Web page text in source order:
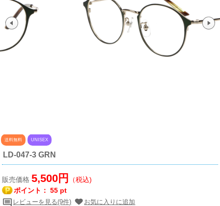
送料無料 UNISEX
LD-047-3 GRN
販売価格5,500円
（税込)
ポイント：55 pt
レビューを見る(9件) お気に入りに追加